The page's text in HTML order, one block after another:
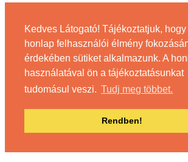
Kedves Látogató! Tájékoztatjuk, hogy
honlap felhasználói élmény
érdekében sütiket alkalmazunk. A
használatával ön a tájékoztatásunkat
tudomásul veszi. Tudj meg többet.
Rendben!